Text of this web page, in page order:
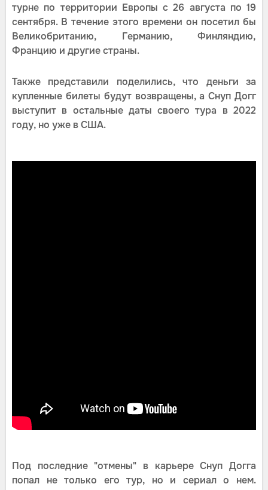
турне по территории Европы с 26 августа по 19
сентября. В течение этого времени он посетил бы
Великобританию, Германию, Финляндию,
Францию и другие страны.
Также представили поделились, что деньги за
купленные билеты будут возвращены, а Снуп Догг
выступит в остальные даты своего тура в 2022
году, но уже в США.
Под последние "отмены" в карьере Снуп Догга
попал не только его тур, но и сериал о нем.